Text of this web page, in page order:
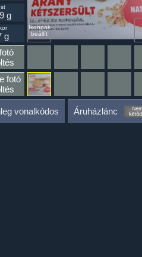
Szöveges
Értékelés
Ikonnak
beállít
g
g
fotó
vonalkódos Áruházlánc